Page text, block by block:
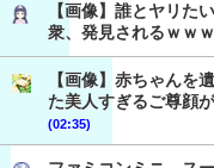
【画像】誰とヤリた
衆、発見されるｗｗ
【画像】赤ちゃんを
た美人すぎるご尊顔
(02:35)